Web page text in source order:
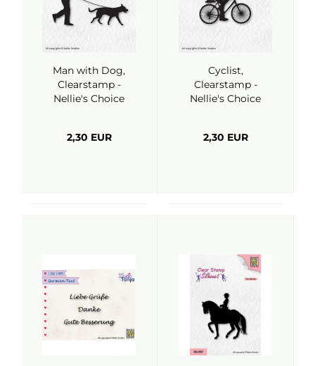
Man with Dog,
Clearstamp -
Nellie's Choice
2,30 EUR
Cyclist,
Clearstamp -
Nellie's Choice
2,30 EUR